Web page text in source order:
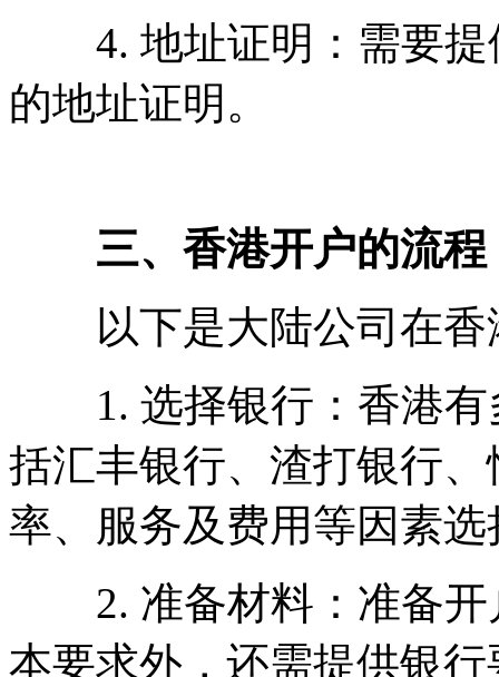
4. 地址证明：需要提
的地址证明。
三、香港开户的流程
以下是大陆公司在香
1. 选择银行：香港有
括汇丰银行、渣打银行
率、服务及费用等因素
2. 准备材料：准备开
本要求外，还需提供银